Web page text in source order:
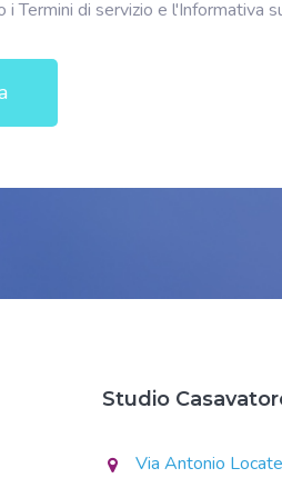
i Termini di servizio e l'Informativa
Studio
Via Antonio